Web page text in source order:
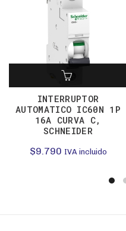
INTERRUPTOR
AUTOMATICO IC60N 1P
16A CURVA C,
SCHNEIDER
$9.790 IVA incluido